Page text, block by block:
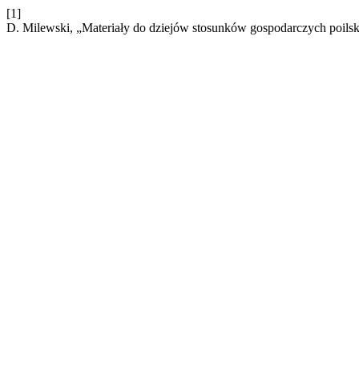
[1]
D. Milewski, „Materiały do dziejów stosunków gospodarczych